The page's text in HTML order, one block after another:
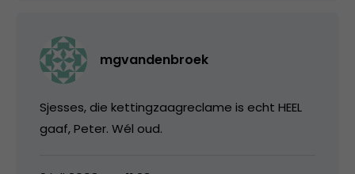
mgvandenbroek
Sjesses, die kettingzaagreclame is echt HEEL
gaaf, Peter. Wél oud.